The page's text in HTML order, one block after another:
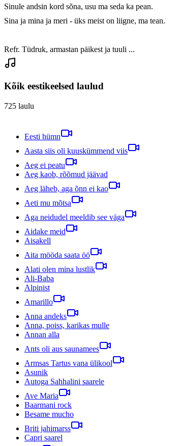
Sinule andsin kord sõna, usu ma seda ka pean.
Sina ja mina ja meri - üks meist on liigne, ma tean.
Refr. Tüdruk, armastan päikest ja tuuli ...
Kõik eestikeelsed laulud
725 laulu
Eesti hümn
Aasta siis oli kuuskümmend viis
Aeg ei peatu
Aeg kaob, rõõmud jäävad
Aeg läheb, aga õnn ei kao
Aeti mu mõtsa
Aga neidudel meeldib see väga
Aidake meid
Aisakell
Aita mööda saata öö
Alati olen mina lustlik
Ali-Baba
Alpinist
Amarillo
Anna andeks
Anna, poiss, karikas mulle
Annan alla
Ants oli aus saunamees
Armsas Tartus vana ülikool
Asunik
Autoga Sahhalini saarele
Ave Maria
Baarmani rock
Besame mucho
Briti jahimarss
Capri saarel